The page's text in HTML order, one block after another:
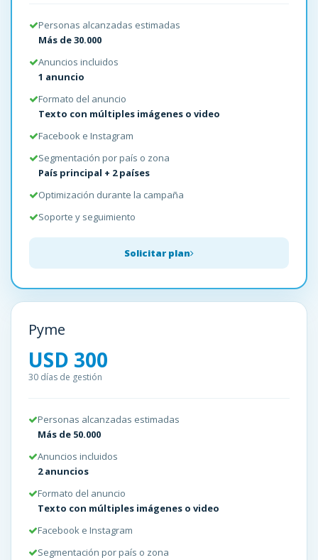
Personas alcanzadas estimadas
Más de 30.000
Anuncios incluidos
1 anuncio
Formato del anuncio
Texto con múltiples imágenes o video
Facebook e Instagram
Segmentación por país o zona
País principal + 2 países
Optimización durante la campaña
Soporte y seguimiento
Solicitar plan
Pyme
USD 300
30 días de gestión
Personas alcanzadas estimadas
Más de 50.000
Anuncios incluidos
2 anuncios
Formato del anuncio
Texto con múltiples imágenes o video
Facebook e Instagram
Segmentación por país o zona